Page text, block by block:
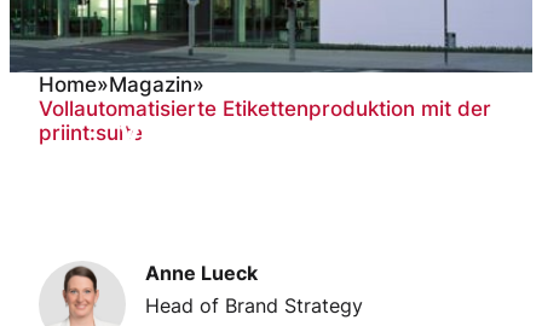
Vollautomatisierte
Home»Magazin»
Vollautomatisierte Etikettenproduktion mit der
priint:suite
Anne Lueck
Head of Brand Strategy